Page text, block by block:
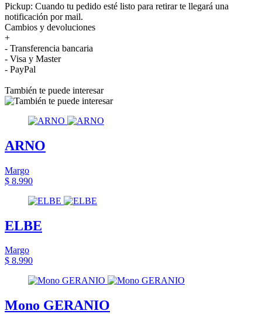
Pickup: Cuando tu pedido esté listo para retirar te llegará una
notificación por mail.
Cambios y devoluciones
+
- Transferencia bancaria
- Visa y Master
- PayPal
También te puede interesar
ARNO
Margo
$ 8.990
ELBE
Margo
$ 8.990
Mono GERANIO